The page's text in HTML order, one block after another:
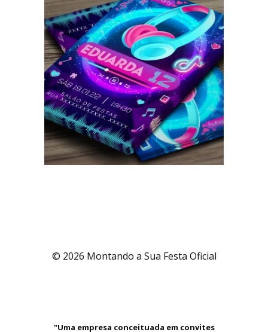
© 2026 Montando a Sua Festa Oficial
"Uma empresa conceituada em convites